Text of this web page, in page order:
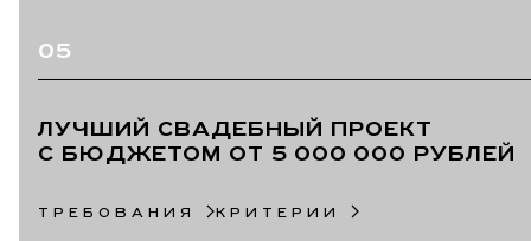
05
ЛУЧШИЙ СВАДЕБНЫЙ ПРОЕКТ
С БЮДЖЕТОМ ОТ 5 000 000 РУБЛЕЙ
ТРЕБОВАНИЯ КРИТЕРИИ